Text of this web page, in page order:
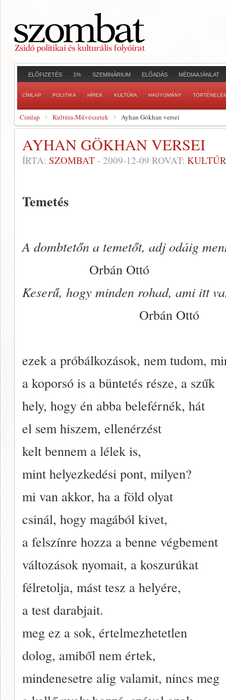
ELŐFIZETÉS 1% SZEMINÁRIUM ELŐADÁS MÉDIAAJÁNLAT
CÍMLAP POLITIKA HÍREK KULTÚRA HAGYOMÁNY
Címlap Kultúra-Művészetek Ayhan Gökhan versei
AYHAN GÖKHAN VERSEI
ÍRTA: SZOMBAT - 2009-12-09 ROVAT:
Temetés
A dombtetőn a temetőt, adj odáig
Orbán Ottó
Keserű, hogy minden rohad, ami itt
Orbán Ottó
ezek a próbálkozások, nem tudom,
a koporsó is a büntetés része, a szűk
hely, hogy én abba beleférnék, hát
el sem hiszem, ellenérzést
kelt bennem a lélek is,
mint helyezkedési pont, milyen?
mi van akkor, ha a föld olyat
csinál, hogy magából kivet,
a felszínre hozza a benne végbement
változások nyomait, a koszurúkat
félretolja, mást tesz a helyére,
a test darabjait.
meg ez a sok, értelmezhetetlen
dolog, amiből nem értek,
mindenesetre alig valamit, nincs meg